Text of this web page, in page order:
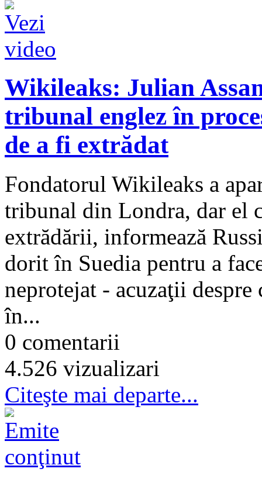
Wikileaks: Julian
tribunal englez în
de a fi extrădat
Fondatorul Wikileaks a
tribunal din Londra, dar el
extrădării, informează
dorit în Suedia pentru a
neprotejat - acuzaţii despre
în...
0 comentarii
4.526 vizualizari
Citeşte mai departe...